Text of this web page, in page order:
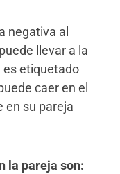
negativa al
llevar a la
es etiquetado
caer en el
en su pareja
la pareja son: